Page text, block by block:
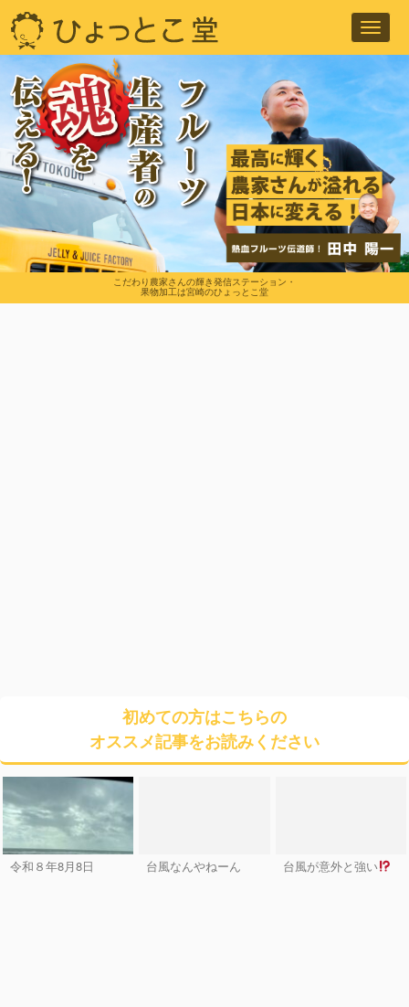
こだわり農家さんの輝き発信ステーション・
果物加工は宮崎のひょっとこ堂
初めての方はこちらの
オススメ記事をお読みください
令和８年8月8日 台風なんやねーん 台風が意外と強い